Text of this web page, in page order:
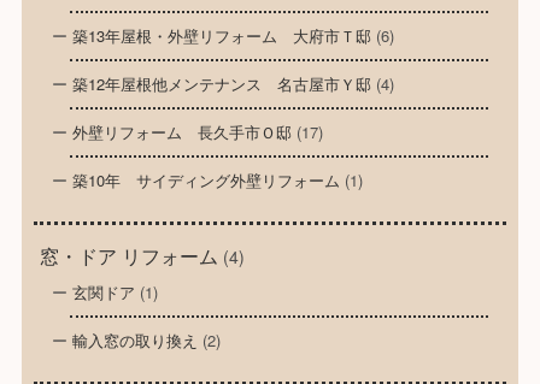
築13年屋根・外壁リフォーム 大府市Ｔ邸(6)
築12年屋根他メンテナンス 名古屋市Ｙ邸(4)
外壁リフォーム 長久手市Ｏ邸(17)
築10年 サイディング外壁リフォーム (1)
窓・ドア リフォーム (4)
玄関ドア (1)
輸入窓の取り換え (2)